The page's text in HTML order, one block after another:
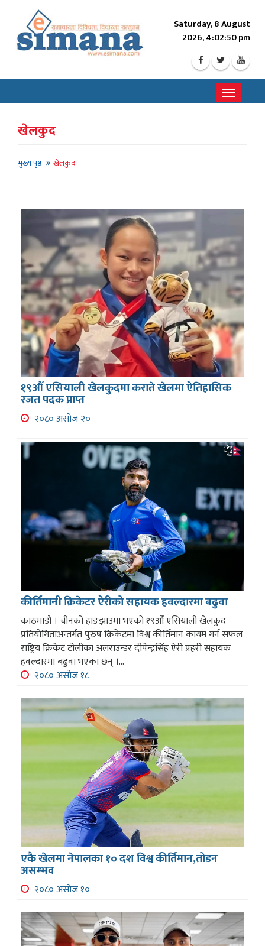
Saturday, 8 August
2026, 4:02:53 pm
Toggle
खेलकुद
मुख्य पृष्ठ खेलकुद
१९औँ एसियाली खेलकुदमा कराते खेलमा ऐतिहासिक
रजत पदक प्राप्त
२०८० असोज २०
कीर्तिमानी क्रिकेटर ऐरीको सहायक हवल्दारमा बढुवा
काठमाडौं । चीनको हाङझाउमा भएको १९औँ एसियाली खेलकुद
प्रतियोगिताअन्तर्गत पुरुष क्रिकेटमा विश्व कीर्तिमान कायम गर्न सफल
राष्ट्रिय क्रिकेट टोलीका अलराउन्डर दीपेन्द्रसिंह ऐरी प्रहरी सहायक
हवल्दारमा बढुवा भएका छन् ।...
२०८० असोज १८
एकै खेलमा नेपालका १० दश विश्व कीर्तिमान,तोडन
असम्भव
२०८० असोज १०